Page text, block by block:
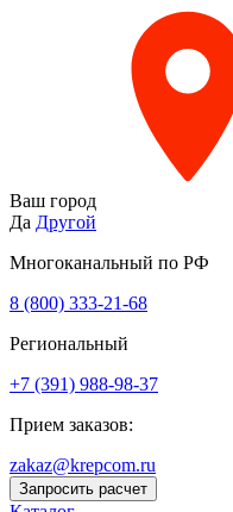
Ваш город
Да Другой
Многоканальный по РФ
8 (800) 333‑21-68
Региональный
+7 (391) 988-98-37
Прием заказов:
zakaz@krepcom.ru
Запросить расчет